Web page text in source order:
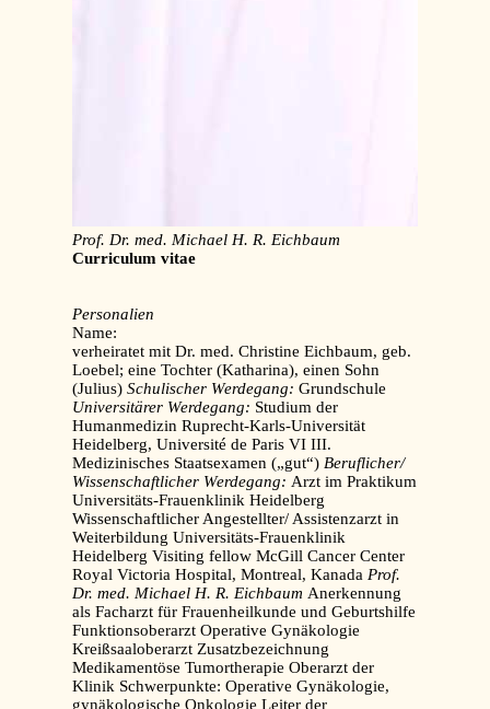
Prof. Dr. med. Michael H. R. Eichbaum
Curriculum vitae
Personalien
Name:
verheiratet mit Dr. med. Christine Eichbaum, geb.
Loebel; eine Tochter (Katharina), einen Sohn
(Julius) Schulischer Werdegang: Grundschule
Universitärer Werdegang: Studium der
Humanmedizin Ruprecht-Karls-Universität
Heidelberg, Université de Paris VI III.
Medizinisches Staatsexamen („gut“) Beruflicher/
Wissenschaftlicher Werdegang: Arzt im Praktikum
Universitäts-Frauenklinik Heidelberg
Wissenschaftlicher Angestellter/ Assistenzarzt in
Weiterbildung Universitäts-Frauenklinik
Heidelberg Visiting fellow McGill Cancer Center
Royal Victoria Hospital, Montreal, Kanada Prof.
Dr. med. Michael H. R. Eichbaum Anerkennung
als Facharzt für Frauenheilkunde und Geburtshilfe
Funktionsoberarzt Operative Gynäkologie
Kreißsaaloberarzt Zusatzbezeichnung
Medikamentöse Tumortherapie Oberarzt der
Klinik Schwerpunkte: Operative Gynäkologie,
gynäkologische Onkologie Leiter der